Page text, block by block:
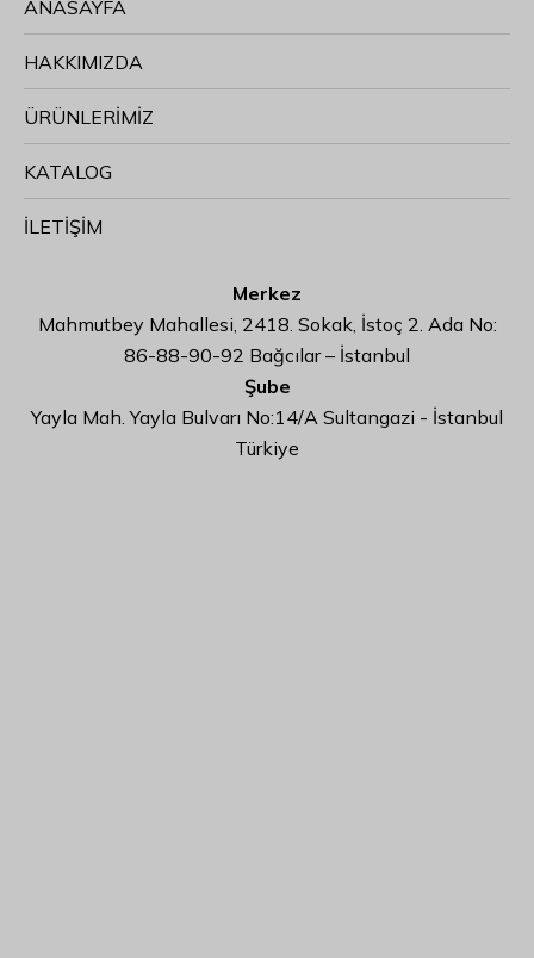
ANASAYFA
HAKKIMIZDA
ÜRÜNLERİMİZ
KATALOG
İLETİŞİM
Merkez
Mahmutbey Mahallesi, 2418. Sokak, İstoç 2. Ada No:
86-88-90-92 Bağcılar – İstanbul
Şube
Yayla Mah. Yayla Bulvarı No:14/A Sultangazi - İstanbul
Türkiye